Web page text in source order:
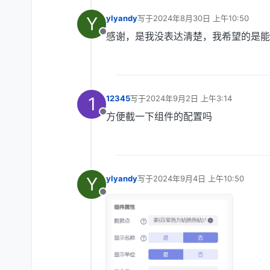
Y
离线
ylyandy写于2024年8月30日 上午10:50
最后由 编辑
感谢，是我没表达清楚，我希望的是
1
离线
12345写于2024年9月2日 上午3:14
最后由 编辑
方便截一下组件的配置吗
Y
离线
ylyandy写于2024年9月4日 上午10:50
最后由 编辑